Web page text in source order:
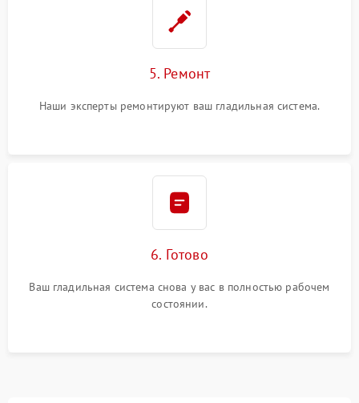
5. Ремонт
Наши эксперты ремонтируют ваш гладильная система.
6. Готово
Ваш гладильная система снова у вас в полностью рабочем
состоянии.